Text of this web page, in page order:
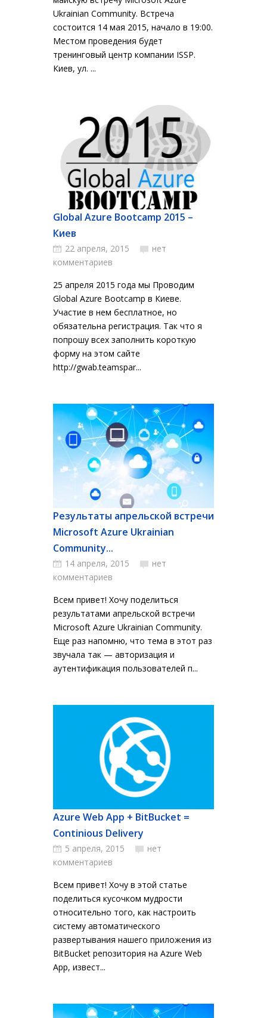
Ukrainian Community. Встреча
состоится 14 мая 2015, начало в 19:00.
Местом проведения будет
тренинговый центр компании ISSP.
Киев, ул. ...
Global Azure Bootcamp 2015 –
Киев
22 апреля, 2015
нет
комментариев
25 апреля 2015 года мы Проводим
Global Azure Bootcamp в Киеве.
Участие в нем бесплатное, но
обязательна регистрация. Так что я
попрошу всех заполнить короткую
форму на этом сайте
http://gwab.teamspar...
Результаты апрельской встречи
Microsoft Azure Ukrainian
Community...
14 апреля, 2015
нет
комментариев
Всем привет! Хочу поделиться
результатами апрельской встречи
Microsoft Azure Ukrainian Community.
Еще раз напомню, что тема в этот раз
звучала так — авторизация и
аутентификация пользователей п...
Azure Web App + BitBucket =
Continious Delivery
5 апреля, 2015
нет
комментариев
Всем привет! Хочу в этой статье
поделиться кусочком мудрости
относительно того, как настроить
систему автоматического
развертывания нашего приложения из
BitBucket репозитория на Azure Web
App, извест...